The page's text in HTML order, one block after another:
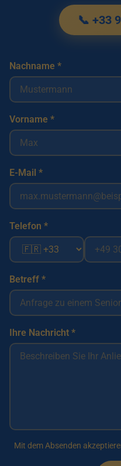
📞 +33
Nachname *
Vorname *
E-Mail *
Telefon *
Betreff *
Ihre Nachricht *
Mit dem Absenden